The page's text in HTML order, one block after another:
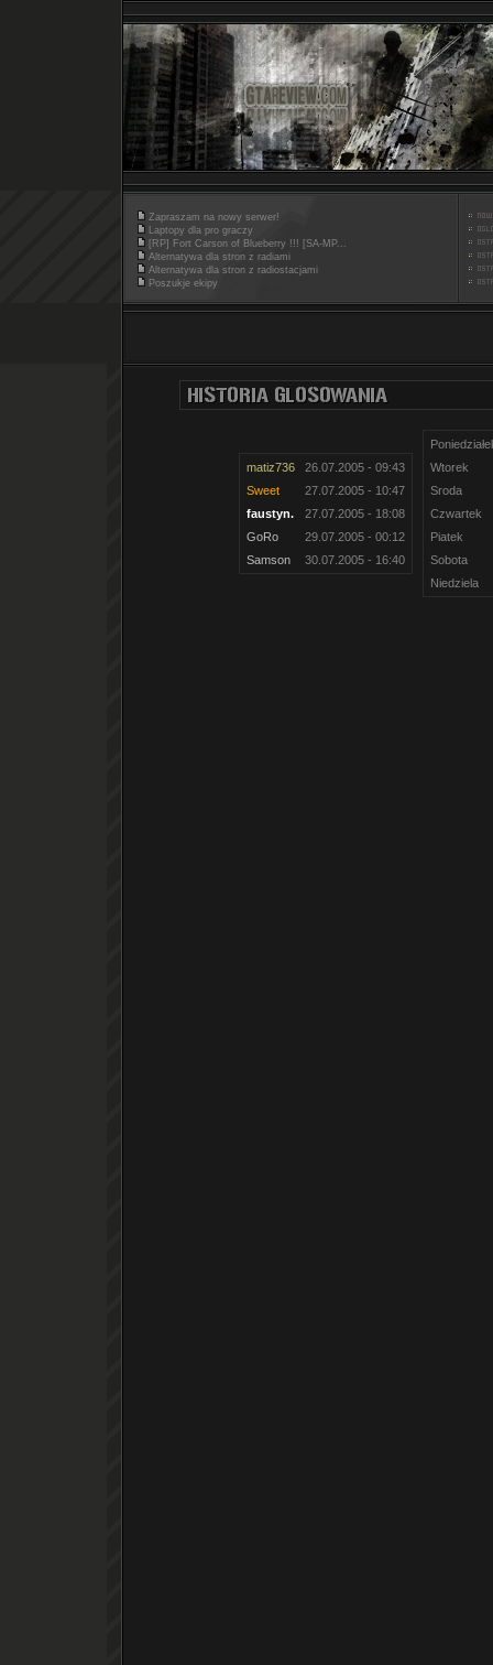
Zapraszam na nowy serwer!
Laptopy dla pro graczy
[RP] Fort Carson of Blueberry !!! [SA-MP...
Alternatywa dla stron z radiami
Alternatywa dla stron z radiostacjami
Poszukje ekipy
matiz736
26.07.2005 - 09:43
Sweet
27.07.2005 - 10:47
faustyn.
27.07.2005 - 18:08
GoRo
29.07.2005 - 00:12
Samson
30.07.2005 - 16:40
Wtorek
Sroda
Czwartek
Piatek
Sobota
Niedziela